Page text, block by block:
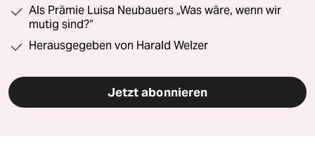
Als Prämie Luisa Neubauers „Was wäre, wenn wir
mutig sind?“
Herausgegeben von Harald Welzer
Jetzt abonnieren